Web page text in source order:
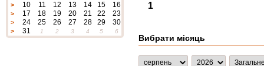
> 10 11 12 13 14 15 16
> 17 18 19 20 21 22 23
> 24 25 26 27 28 29 30
> 31 1 2 3 4 5 6
1
Вибрати місяць